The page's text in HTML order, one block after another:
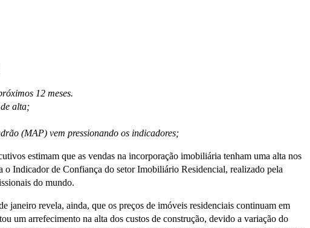
12 meses.
alta;
(MAP) vem pressionando os indicadores;
estimam que as vendas na incorporação imobiliária tenham uma alta nos
o Indicador de Confiança do setor Imobiliário Residencial, realizado pela
do mundo.
janeiro revela, ainda, que os preços de imóveis residenciais continuam em
um arrefecimento na alta dos custos de construção, devido a variação do